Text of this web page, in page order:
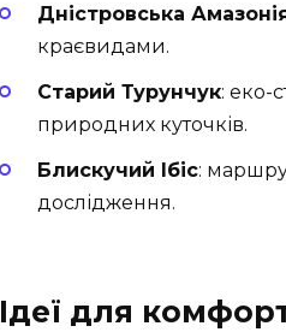
Дністровська
краєвидами.
Старий Турунчук: еко-
природних куточків.
Блискучий Ібіс:
дослідження.
Ідеї для